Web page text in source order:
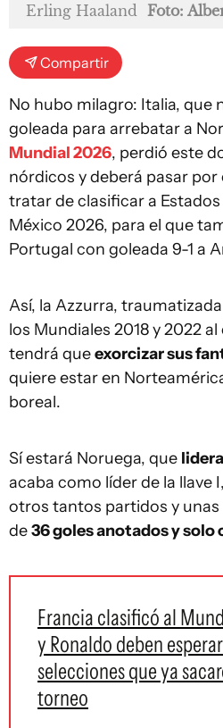
Erling Haaland Foto:
Compartir
No hubo milagro: Italia, que
goleada para arrebatar a
Mundial 2026, perdió este
nórdicos y deberá pasar por
tratar de clasificar a
México 2026, para el que
Portugal con goleada 9-1 a
Así, la Azzurra,
los Mundiales 2018 y 2022
tendrá queexorcizar sus
quiere estar en
boreal.
Sí estará Noruega, que
acaba como líder de la llave
otros tantos partidos y
de36 goles anotados y solo
Francia clasificó al
y Ronaldo deben
selecciones que ya
torneo